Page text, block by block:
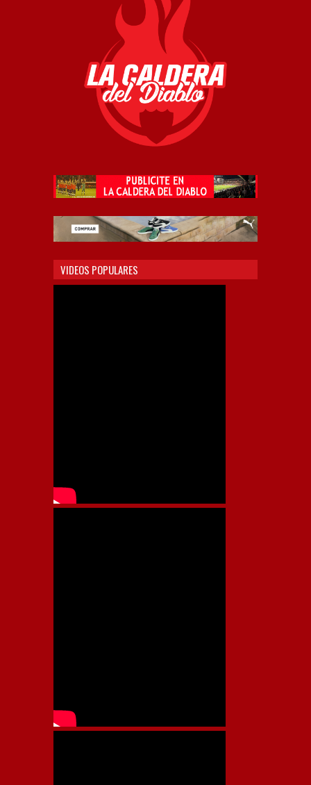
VIDEOS POPULARES